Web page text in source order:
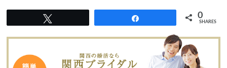
0
SHARES